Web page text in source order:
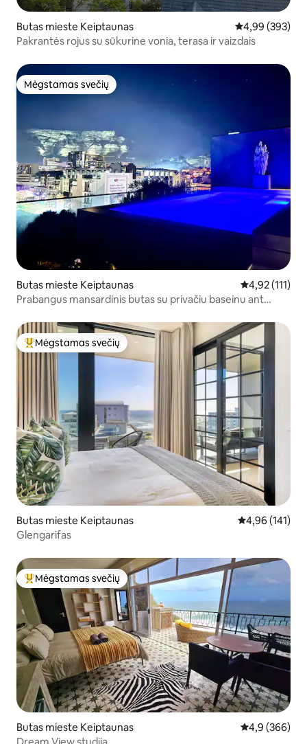
Butas mieste Keiptaunas Vidutinis
4,99 (393)
Pakrantės rojus su sūkurine vonia, terasa ir vaizdais
Mėgstamas svečių
Mėgstamas svečių
Butas mieste Keiptaunas Vidutinis
4,92 (111)
Prabangus mansardinis butas su privačiu baseinu ant
Svečių mėgstamiausias
Mėgstamas svečių
Butas mieste Keiptaunas Vidutinis
4,96 (141)
Glengarifas
Svečių mėgstamiausias
Mėgstamas svečių
Butas mieste Keiptaunas Vidutinis
4,9 (366)
Dream View studija